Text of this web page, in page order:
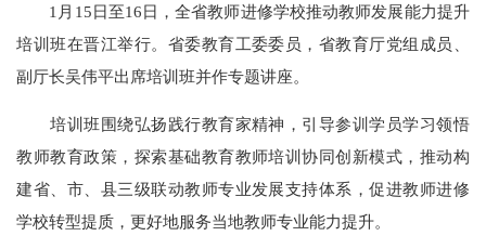
1月15日至16日，全省教师进修学校推动教师发展能力提升
培训班在晋江举行。省委教育工委委员，省教育厅党组成员、
副厅长吴伟平出席培训班并作专题讲座。
培训班围绕弘扬践行教育家精神，引导参训学员学习领悟
教师教育政策，探索基础教育教师培训协同创新模式，推动构
建省、市、县三级联动教师专业发展支持体系，促进教师进修
学校转型提质，更好地服务当地教师专业能力提升。